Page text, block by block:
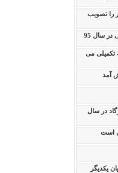
را تصویب
تکمیلی می
آمد
پاسارگاد در سال
است
یکدیگر